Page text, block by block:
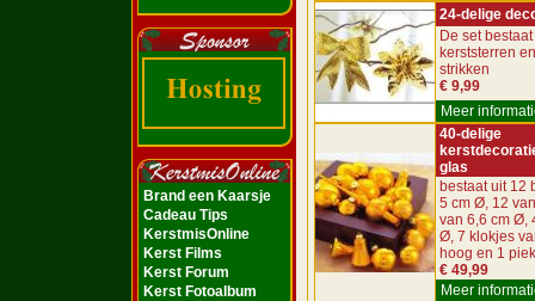
Brand een Kaarsje
Cadeau Tips
KerstmisOnline
Kerst Films
Kerst Forum
Kerst Fotoalbum
24-delige
De set
kerststerren
strikken
€ 9,99
Meer
40-delige
glas
bestaat uit 12
5 cm Ø, 12
van 6,6 cm Ø,
Ø, 7 klokjes
hoog en 1
€ 49,99
Meer